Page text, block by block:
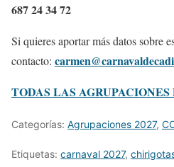
687 24 34 72
Si quieres aportar más datos sobre
contacto:
TODAS LAS AGRUPACIONES
Categorías: Agrupaciones 2027,
Etiquetas: carnaval 2027,